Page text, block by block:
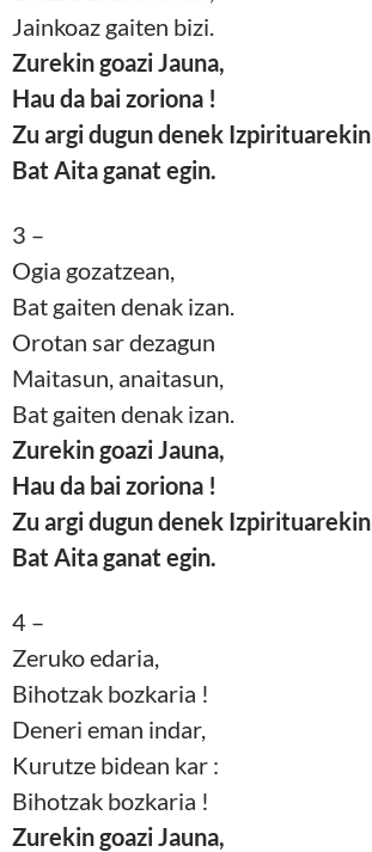
Jainkoaz gaiten bizi.
Zurekin goazi Jauna,
Hau da bai zoriona !
Zu argi dugun denek Izpirituarekin
Bat Aita ganat egin.
3 –
Ogia gozatzean,
Bat gaiten denak izan.
Orotan sar dezagun
Maitasun, anaitasun,
Bat gaiten denak izan.
Zurekin goazi Jauna,
Hau da bai zoriona !
Zu argi dugun denek Izpirituarekin
Bat Aita ganat egin.
4 –
Zeruko edaria,
Bihotzak bozkaria !
Deneri eman indar,
Kurutze bidean kar :
Bihotzak bozkaria !
Zurekin goazi Jauna,